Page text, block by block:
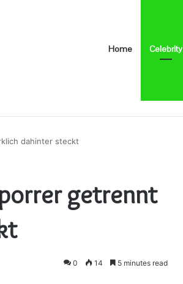
Home Celebrity
dahinter steckt
getrennt
0 14 5 minutes read